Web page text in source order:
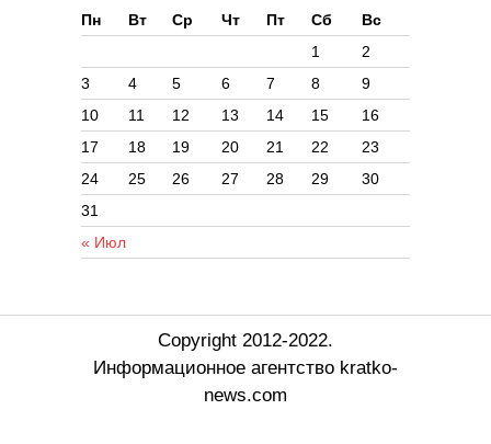
Пн
Вт Ср Чт Пт Сб Вс
« Июл
1
2
3
4 5 6 7 8
9
10
11 12 13 14 15
16
17
18 19 20 21 22
23
24
25 26 27 28 29
30
31
Copyright 2012-2022.
Информационное агентство kratko-
news.com